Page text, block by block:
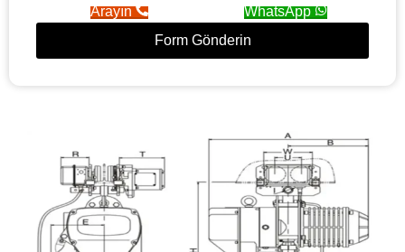
Arayın
WhatsApp
Form Gönderin